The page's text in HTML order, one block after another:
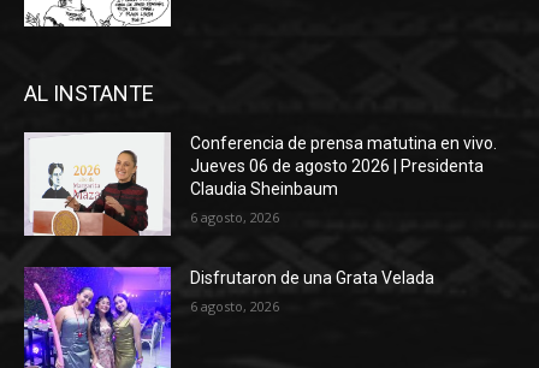
AL INSTANTE
Conferencia de prensa matutina en vivo.
Jueves 06 de agosto 2026 | Presidenta
Claudia Sheinbaum
6 agosto, 2026
Disfrutaron de una Grata Velada
6 agosto, 2026